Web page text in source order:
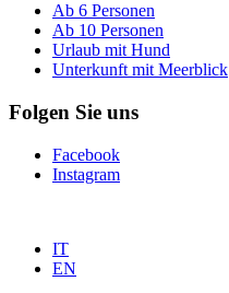
Ab 6 Personen
Ab 10 Personen
Urlaub mit Hund
Unterkunft mit Meerblick
Folgen Sie uns
Facebook
Instagram
IT
EN